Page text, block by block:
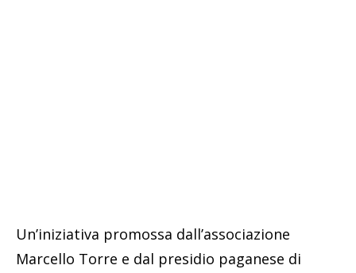
Un’iniziativa promossa dall’associazione
Marcello Torre e dal presidio paganese di